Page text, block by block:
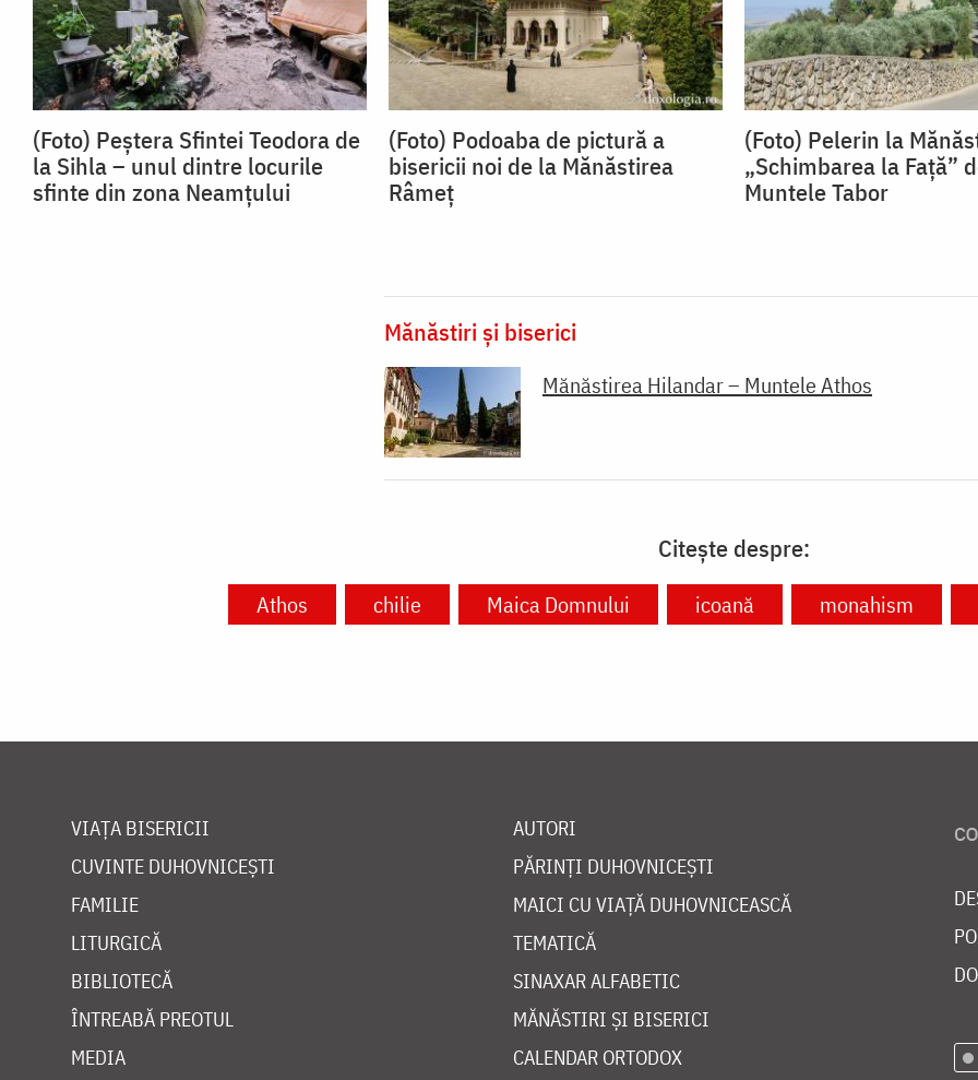
(Foto) Peștera Sfintei Teodora de
la Sihla – unul dintre locurile
sfinte din zona Neamțului
(Foto) Podoaba de pictură a
bisericii noi de la Mănăstirea
Râmeț
(Foto) Pelerin la
„Schimbarea la Față”
Muntele Tabor
Mănăstiri și biserici
Mănăstirea Hilandar – Muntele Athos
Citește despre:
Athos chilie Maica Domnului icoană monahism
VIAȚA BISERICII
CUVINTE DUHOVNICEȘTI
FAMILIE
LITURGICĂ
BIBLIOTECĂ
ÎNTREABĂ PREOTUL
MEDIA
AUTORI
PĂRINȚI DUHOVNICEȘTI
MAICI CU VIAȚĂ DUHOVNICEASCĂ
TEMATICĂ
SINAXAR ALFABETIC
MĂNĂSTIRI ȘI BISERICI
CALENDAR ORTODOX